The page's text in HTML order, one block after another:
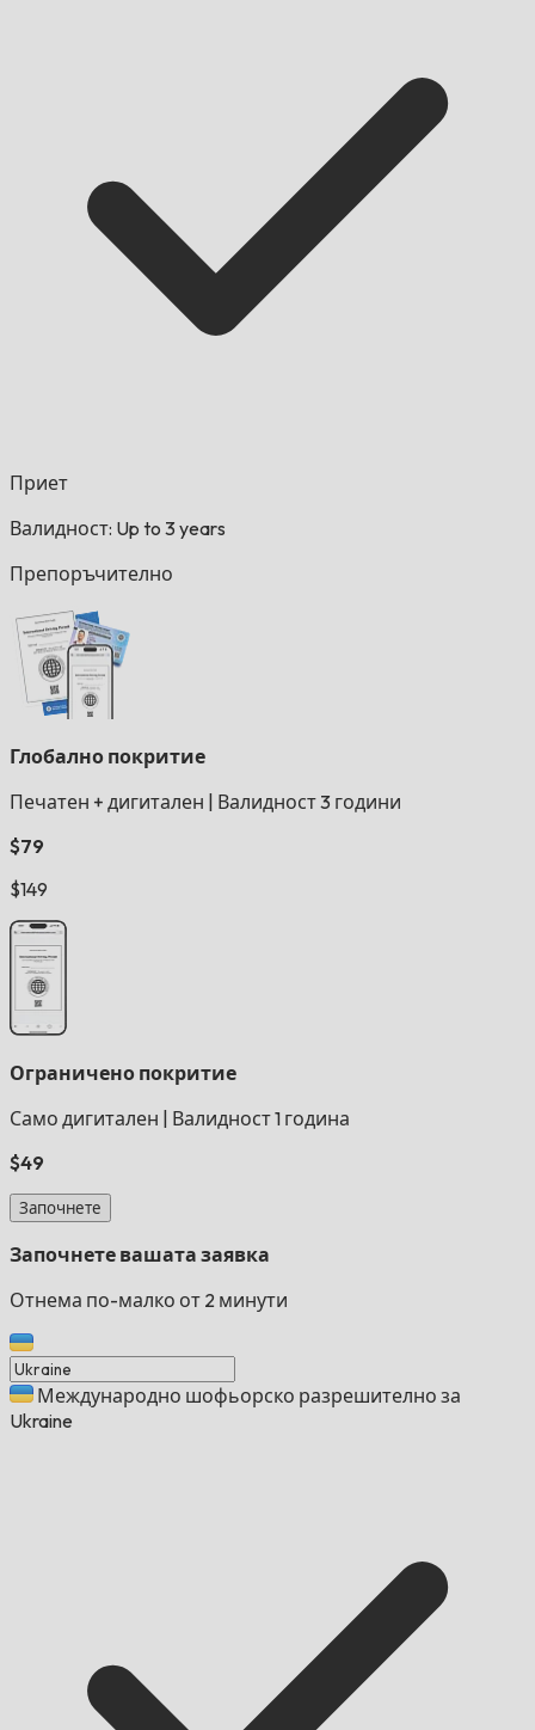
Приет
Валидност: Up to 3 years
Препоръчително
Глобално покритие
Печатен + дигитален
Валидност 3 години
$79
$149
Ограничено покритие
Само дигитален
Валидност 1 година
$49
Започнете
Започнете вашата заявка
Отнема по-малко от 2 минути
Международно шофьорско разрешително за
Ukraine